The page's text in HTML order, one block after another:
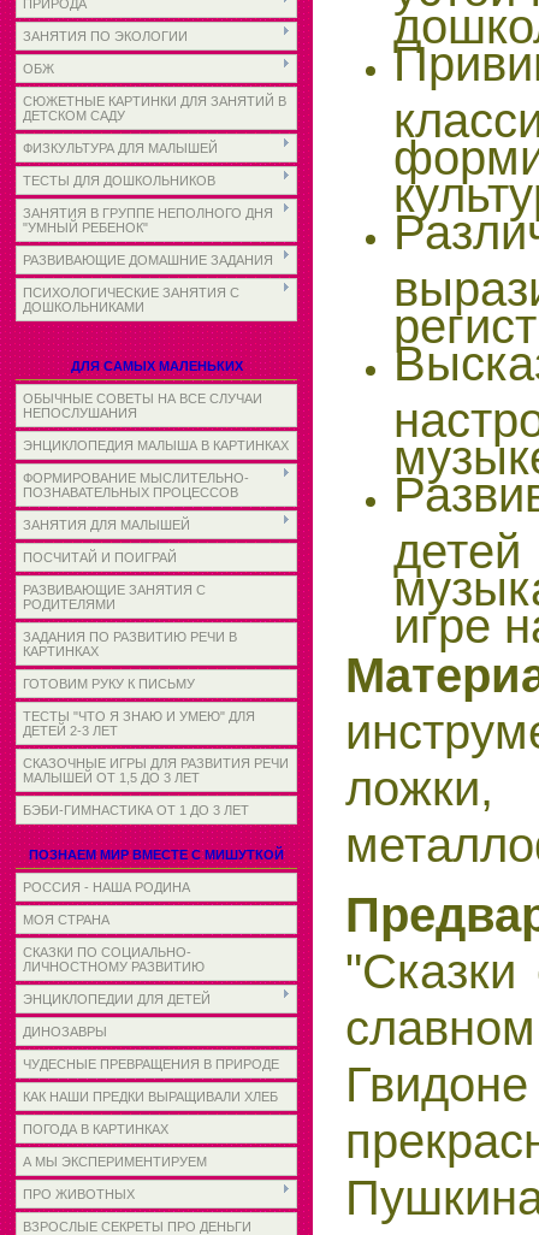
ПРИРОДА
ЗАНЯТИЯ ПО ЭКОЛОГИИ
ОБЖ
СЮЖЕТНЫЕ КАРТИНКИ ДЛЯ ЗАНЯТИЙ В
ДЕТСКОМ САДУ
ФИЗКУЛЬТУРА ДЛЯ МАЛЫШЕЙ
ТЕСТЫ ДЛЯ ДОШКОЛЬНИКОВ
ЗАНЯТИЯ В ГРУППЕ НЕПОЛНОГО ДНЯ
"УМНЫЙ РЕБЕНОК"
РАЗВИВАЮЩИЕ ДОМАШНИЕ ЗАДАНИЯ
ПСИХОЛОГИЧЕСКИЕ ЗАНЯТИЯ С
ДОШКОЛЬНИКАМИ
ДЛЯ САМЫХ МАЛЕНЬКИХ
ОБЫЧНЫЕ СОВЕТЫ НА ВСЕ СЛУЧАИ
НЕПОСЛУШАНИЯ
ЭНЦИКЛОПЕДИЯ МАЛЫША В КАРТИНКАХ
ФОРМИРОВАНИЕ МЫСЛИТЕЛЬНО-
ПОЗНАВАТЕЛЬНЫХ ПРОЦЕССОВ
ЗАНЯТИЯ ДЛЯ МАЛЫШЕЙ
ПОСЧИТАЙ И ПОИГРАЙ
РАЗВИВАЮЩИЕ ЗАНЯТИЯ С
РОДИТЕЛЯМИ
ЗАДАНИЯ ПО РАЗВИТИЮ РЕЧИ В
КАРТИНКАХ
ГОТОВИМ РУКУ К ПИСЬМУ
ТЕСТЫ "ЧТО Я ЗНАЮ И УМЕЮ" ДЛЯ
ДЕТЕЙ 2-3 ЛЕТ
СКАЗОЧНЫЕ ИГРЫ ДЛЯ РАЗВИТИЯ РЕЧИ
МАЛЫШЕЙ ОТ 1,5 ДО 3 ЛЕТ
БЭБИ-ГИМНАСТИКА ОТ 1 ДО 3 ЛЕТ
ПОЗНАЕМ МИР ВМЕСТЕ С МИШУТКОЙ
РОССИЯ - НАША РОДИНА
МОЯ СТРАНА
СКАЗКИ ПО СОЦИАЛЬНО-
ЛИЧНОСТНОМУ РАЗВИТИЮ
ЭНЦИКЛОПЕДИИ ДЛЯ ДЕТЕЙ
ДИНОЗАВРЫ
ЧУДЕСНЫЕ ПРЕВРАЩЕНИЯ В ПРИРОДЕ
КАК НАШИ ПРЕДКИ ВЫРАЩИВАЛИ ХЛЕБ
ПОГОДА В КАРТИНКАХ
А МЫ ЭКСПЕРИМЕНТИРУЕМ
ПРО ЖИВОТНЫХ
ВЗРОСЛЫЕ СЕКРЕТЫ ПРО ДЕНЬГИ
игре